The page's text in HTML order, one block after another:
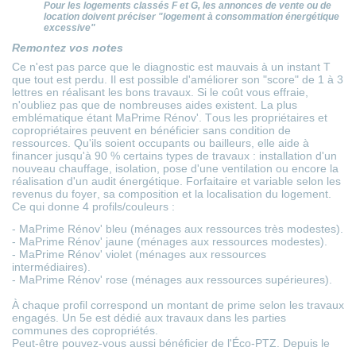
Pour les logements classés F et G, les annonces de vente ou de
location doivent préciser "logement à consommation énergétique
excessive"
Remontez vos notes
Ce n'est pas parce que le diagnostic est mauvais à un instant T
que tout est perdu. Il est possible d'améliorer son "score" de 1 à 3
lettres en réalisant les bons travaux. Si le coût vous effraie,
n'oubliez pas que de nombreuses aides existent. La plus
emblématique étant MaPrime Rénov' . Tous les propriétaires et
copropriétaires peuvent en bénéficier sans condition de
ressources. Qu'ils soient occupants ou bailleurs, elle aide à
financer jusqu'à 90 % certains types de travaux : installation d'un
nouveau chauffage, isolation, pose d'une ventilation ou encore la
réalisation d'un audit énergétique . Forfaitaire et variable selon les
revenus du foyer, sa composition et la localisation du logement.
Ce qui donne 4 profils/couleurs :
- MaPrime Rénov' bleu (ménages aux ressources très modestes).
- MaPrime Rénov' jaune (ménages aux ressources modestes).
- MaPrime Rénov' violet (ménages aux ressources
intermédiaires).
- MaPrime Rénov' rose (ménages aux ressources supérieures).
À chaque profil correspond un montant de prime selon les travaux
engagés. Un 5e est dédié aux travaux dans les parties
communes des copropriétés.
Peut-être pouvez-vous aussi bénéficier de l'Éco-PTZ . Depuis le